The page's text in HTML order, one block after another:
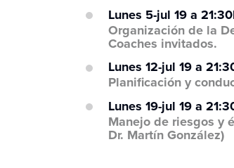
Lunes 5-jul 19 a
Organización de la
Coaches invitados.
Lunes 12-jul 19 a
Planificación y
Lunes 19-jul 19 a
Manejo de riesgos y
Dr. Martín González)